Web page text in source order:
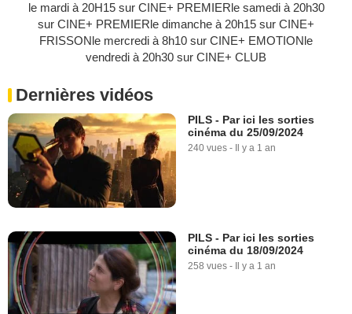
le mardi à 20H15 sur CINE+ PREMIERle samedi à 20h30
sur CINE+ PREMIERle dimanche à 20h15 sur CINE+
FRISSONle mercredi à 8h10 sur CINE+ EMOTIONle
vendredi à 20h30 sur CINE+ CLUB
Dernières vidéos
PILS - Par ici les sorties
cinéma du 25/09/2024
240 vues - Il y a 1 an
PILS - Par ici les sorties
cinéma du 18/09/2024
258 vues - Il y a 1 an